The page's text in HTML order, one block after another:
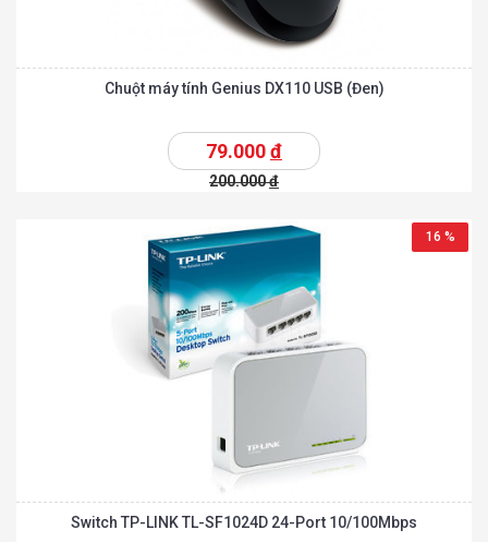
Chuột máy tính Genius DX110 USB (Đen)
79.000đ
200.000đ
16 %
Switch TP-LINK TL-SF1024D 24-Port 10/100Mbps